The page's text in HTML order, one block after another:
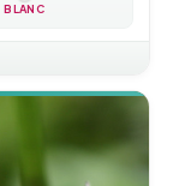
BLANC